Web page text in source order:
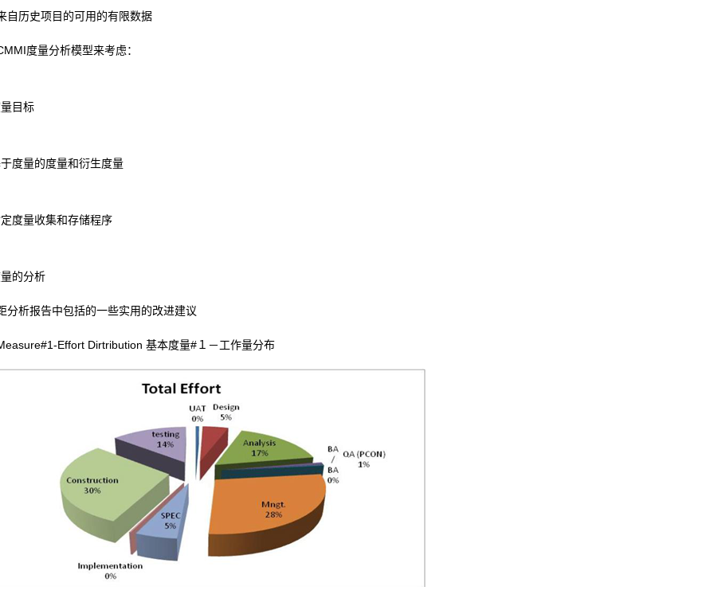
自历史项目的可用的有限数据
度量分析模型来考虑：
目标
度量的度量和衍生度量
度量收集和存储程序
的分析
分析报告中包括的一些实用的改进建议
Effort Dirtribution 基本度量#１－工作量分布